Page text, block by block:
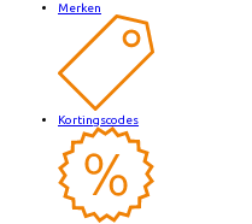
Merken
Kortingscodes